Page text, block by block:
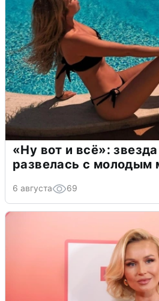
«Ну вот и всё»:
развелась с
6 августа 69